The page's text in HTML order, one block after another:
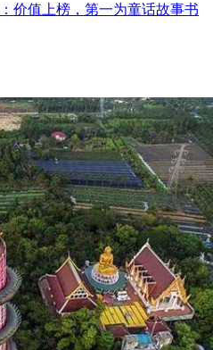
价值上榜，第一为童话故事书